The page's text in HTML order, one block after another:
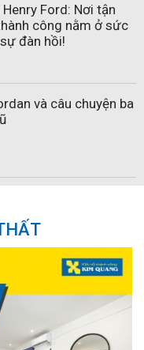
Ford: Nơi tận
công nằm ở sức
đàn hồi!
và câu chuyện ba